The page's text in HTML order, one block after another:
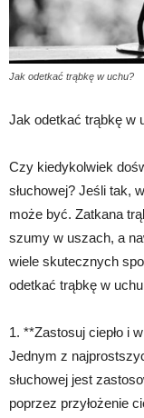
Jak odetkać trąbkę w uchu?
Jak odetkać trąbkę w
Czy kiedykolwiek
słuchowej? Jeśli tak,
może być. Zatkana
szumy w uszach, a
wiele skutecznych
odetkać trąbkę w
1. **Zastosuj ciepło i
Jednym z
słuchowej jest
poprzez przyłożenie